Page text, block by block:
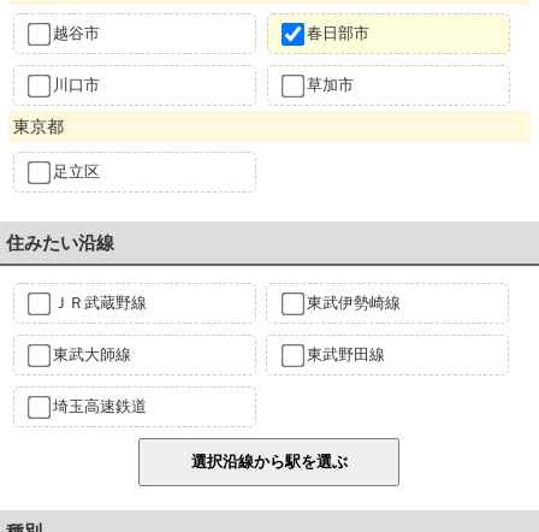
越谷市 春日部市
川口市 草加市
東京都
足立区
住みたい沿線
ＪＲ武蔵野線 東武伊勢崎線
東武大師線 東武野田線
埼玉高速鉄道